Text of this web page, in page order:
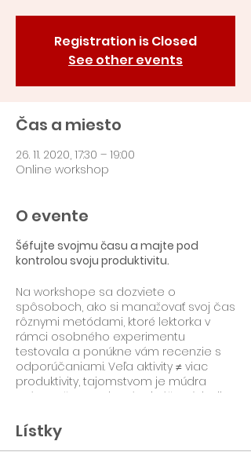
Registration is Closed
See other events
Čas a miesto
26. 11. 2020, 17:30 – 19:00
Online workshop
O evente
Šéfujte svojmu času a majte pod
kontrolou svoju produktivitu.
Na workshope sa dozviete o
spôsoboch, ako si manažovať svoj čas
rôznymi metódami, ktoré lektorka v
rámci osobného experimentu
testovala a ponúkne vám recenzie s
odporúčaniami. Veľa aktivity ≠ viac
produktivity, tajomstvom je múdra
práca s časom, ktorá prináša výsledky
Obsah:
Lístky